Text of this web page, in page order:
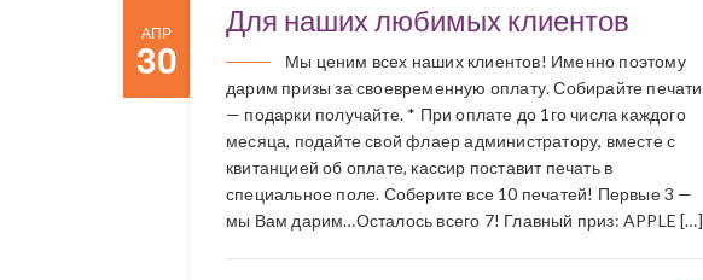
АПР
30
Для наших любимых клиентов
Мы ценим всех наших клиентов! Именно поэтому
дарим призы за своевременную оплату. Собирайте печати
— подарки получайте. * При оплате до 1го числа каждого
месяца, подайте свой флаер администратору, вместе с
квитанцией об оплате, кассир поставит печать в
специальное поле. Соберите все 10 печатей! Первые 3 —
мы Вам дарим…Осталось всего 7! Главный приз: APPLE […]